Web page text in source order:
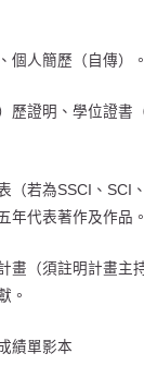
個人簡歷（自傳）。
歷證明、學位證書
（若為SSCI、SCI
年代表著作及作品。
畫（須註明計畫主
。
績單影本